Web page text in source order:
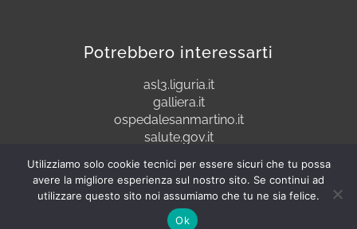
Potrebbero interessarti
asl3.liguria.it
galliera.it
ospedalesanmartino.it
salute.gov.it
P.IVA C.F. 00800260101
Utilizziamo solo cookie tecnici per essere sicuri che tu possa
avere la migliore esperienza sul nostro sito. Se continui ad
utilizzare questo sito noi assumiamo che tu ne sia felice.
Ok